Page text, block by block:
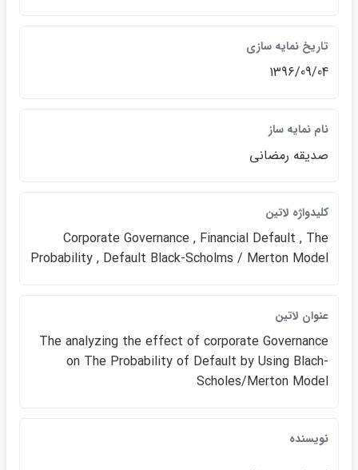
تاريخ نمايه سازي
1396/09/04
نام نمايه ساز
صديقه رمضاني
كليدواژه لاتين
Corporate Governance , Financial Default , The
Probability , Default Black-Scholms / Merton Model
عنوان لاتين
The analyzing the effect of corporate Governance
on The Probability of Default by Using Blach-
Scholes/Merton Model
نويسنده